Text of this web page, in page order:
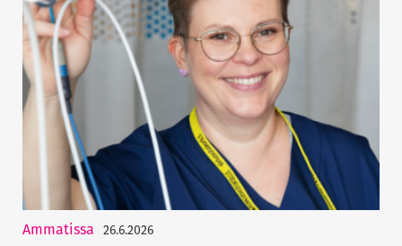
Ammatissa 26.6.2026